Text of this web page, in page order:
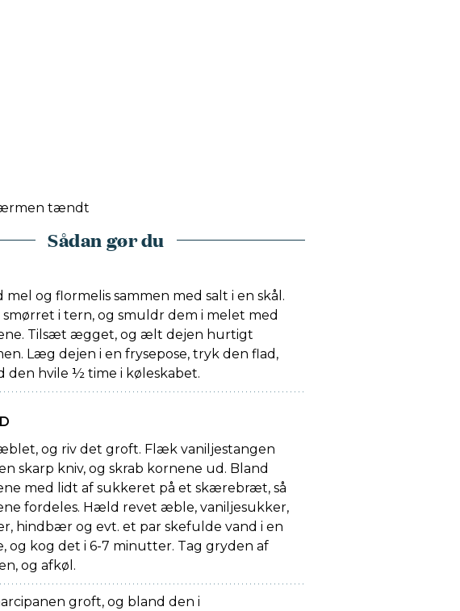
tændt
Sådan gør du
mel og flormelis sammen med salt i en skål.
i tern, og smuldr dem i melet med
Tilsæt ægget, og ælt dejen hurtigt
Læg dejen i en frysepose, tryk den flad,
den hvile ½ time i køleskabet.
og riv det groft. Flæk vaniljestangen
skarp kniv, og skrab kornene ud. Bland
med lidt af sukkeret på et skærebræt, så
fordeles. Hæld revet æble, vaniljesukker,
hindbær og evt. et par skefulde vand i en
og kog det i 6-7 minutter. Tag gryden af
og afkøl.
groft, og bland den i